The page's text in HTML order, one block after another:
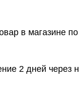
в магазине
2 дней